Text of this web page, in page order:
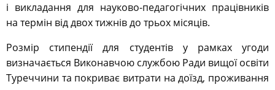
і викладання для науково-педагогічних працівників
на термін від двох тижнів до трьох місяців.
Розмір стипендії для студентів у рамках угоди
визначається Виконавчою службою Ради вищої освіти
Туреччини та покриває витрати на доїзд, проживання